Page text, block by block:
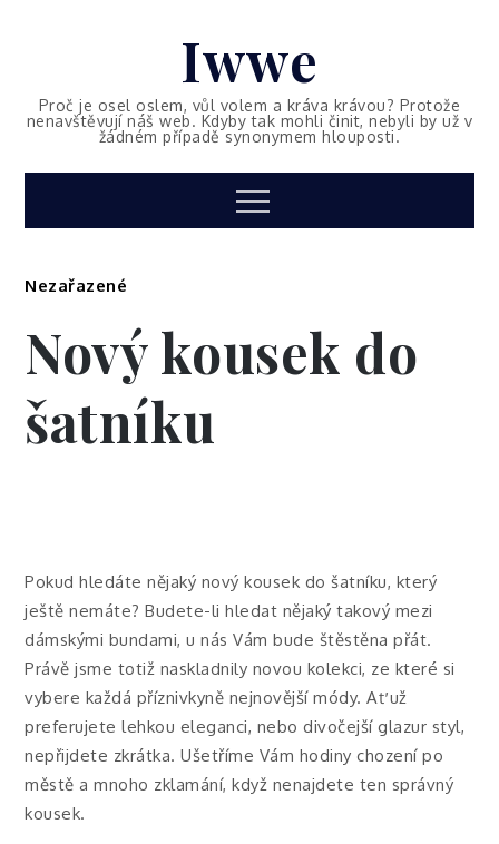
Iwwe
Proč je osel oslem, vůl volem a kráva krávou? Protože
nenavštěvují náš web. Kdyby tak mohli činit, nebyli by už v
žádném případě synonymem hlouposti.
Menu
Nezařazené
Nový kousek do
šatníku
Pokud hledáte nějaký nový kousek do šatníku, který
ještě nemáte? Budete-li hledat nějaký takový mezi
dámskými bundami, u nás Vám bude štěstěna přát.
Právě jsme totiž naskladnily novou kolekci, ze které si
vybere každá příznivkyně nejnovější módy. Ať už
preferujete lehkou eleganci, nebo divočejší glazur styl,
nepřijdete zkrátka. Ušetříme Vám hodiny chození po
městě a mnoho zklamání, když nenajdete ten správný
kousek.